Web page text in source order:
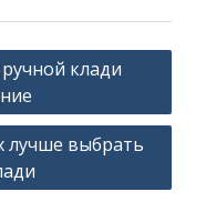
клади
лучше выбрать